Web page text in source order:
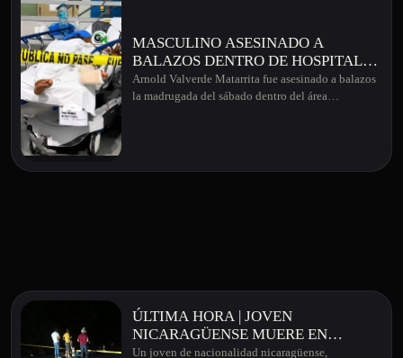
MASCULINO ASESINADO A
BALAZOS DENTRO DE HOSPITAL
EN GUANACASTE
Arnold Valverde Matarrita fue asesinado a balazos
la madrugada del sábado dentro del área…
ÚLTIMA HORA | JOVEN
NICARAGÜENSE MUERE EN
APARATOSO ACCIDENTE EN
Un joven de nacionalidad nicaragüense,